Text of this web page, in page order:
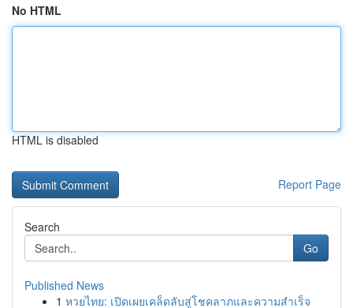
No HTML
HTML is disabled
Report Page
Search
Go
Published News
1 หวยไทย: เปิดเผยเคล็ดลับสู่โชคลาภและความสำเร็จ